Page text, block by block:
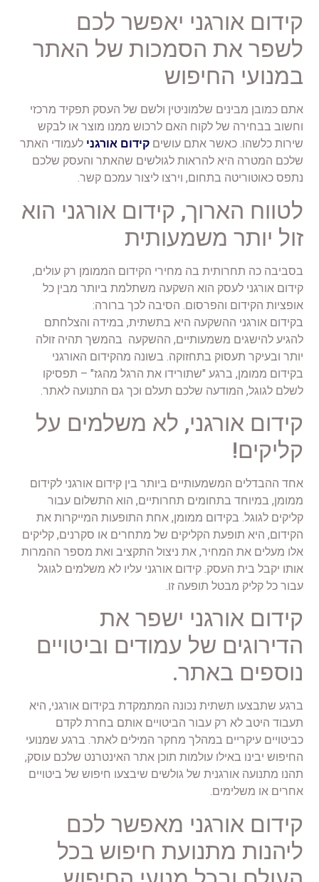
קידום אורגני יאפשר לכם
לשפר את הסמכות של האתר
במנועי החיפוש
אתם כמובן מבינים שלמוניטין ולשם של העסק תפקיד מרכזי
וחשוב בבחירה של לקוח האם לרכוש ממנו מוצר או לבקש
שירות כלשהו. כאשר אתם עושים קידום אורגני לעמודי האתר
שלכם המטרה היא להראות לגולשים שהאתר והעסק שלכם
נתפס כאוטוריטה בתחום, וירצו ליצור עמכם קשר.
לטווח הארוך, קידום אורגני הוא
זול יותר משמעותית
בסביבה כה תחרותית בה מחירי הקידום הממומן רק עולים,
קידום אורגני לעסק הוא השקעה משתלמת ביותר מבין כל
אופציות הקידום והפרסום. הסיבה לכך ברורה:
בקידום אורגני ההשקעה היא בתשתית, במידה והצלחתם
להגיע להישגים משמעותיים, ההשקעה בהמשך תהיה זולה
יותר ובעיקר תעסוק בתחזוקה. בשונה מהקידום האורגני
בקידום ממומן, ברגע "שתורידו את הרגל מהגז" – תפסיקו
לשלם לגוגל, המודעה שלכם תעלם וכך גם התנועה לאתר.
קידום אורגני, לא משלמים על
קליקים!
אחד ההבדלים המשמעותיים ביותר בין קידום אורגני לקידום
ממומן, במיוחד בתחומים תחרותיים, הוא התשלום עבור
קליקים לגוגל. בקידום ממומן, אחת התופעות המייקרות את
הקידום, היא תופעת הקליקים של מתחרים או סקרנים, קליקים
אלו מעלים את המחיר, את ניצול התקציב ואת מספר ההמרות
אותו יקבל בית העסק. קידום אורגני עליו לא משלמים לגוגל
עבור כל קליק מבטל תופעה זו.
קידום אורגני ישפר את
הדירוגים של עמודים וביטויים
נוספים באתר.
ברגע שתבצעו תשתית נכונה המתמקדת בקידום אורגני, היא
תעבוד היטב לא רק עבור הביטויים אותם בחרת לקדם
כביטויים עיקריים במהלך מחקר המילים לאתר. ברגע שמנועי
החיפוש יבינו באילו עולמות תוכן אתר האינטרנט שלכם עוסק,
תהנו מתנועה אורגנית של גולשים שיבצעו חיפוש של ביטויים
אחרים או משלימים.
קידום אורגני מאפשר לכם
ליהנות מתנועת חיפוש בכל